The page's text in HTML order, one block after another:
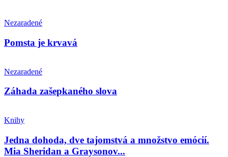
Nezaradené
Pomsta je krvavá
Nezaradené
Záhada zašepkaného slova
Knihy
Jedna dohoda, dve tajomstvá a množstvo emócií.
Mia Sheridan a Graysonov...